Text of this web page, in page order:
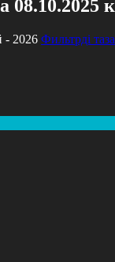
- 2026 Фильтрді